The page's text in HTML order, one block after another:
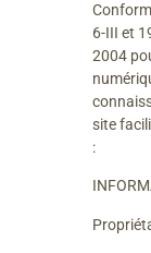
6-III et
2004
site
: